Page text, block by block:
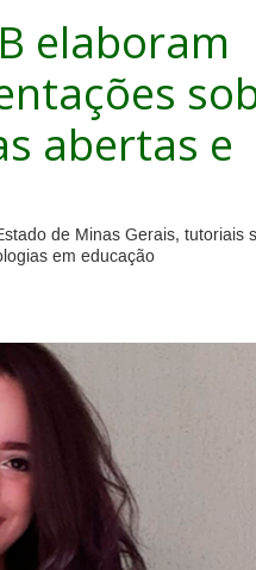
elaboram
abertas e
de Minas Gerais, tutoriais
em educação